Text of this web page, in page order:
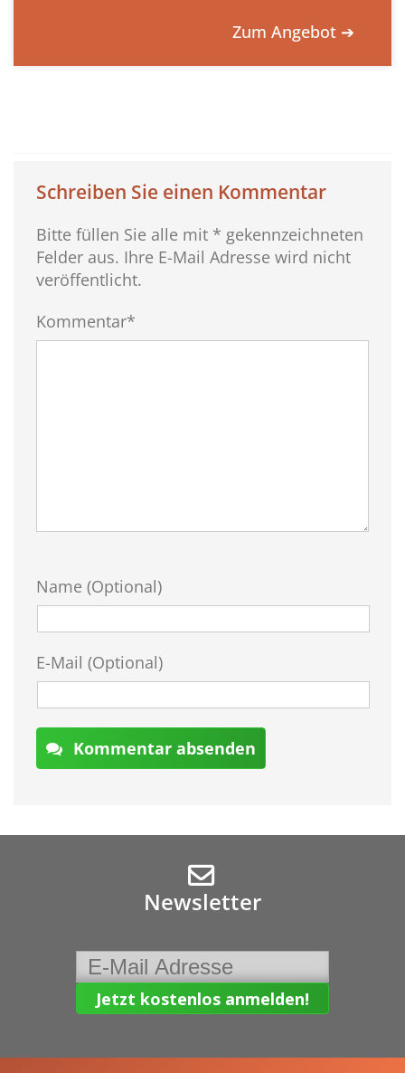
Zum Angebot ➔
Schreiben Sie einen Kommentar
Bitte füllen Sie alle mit * gekennzeichneten
Felder aus. Ihre E-Mail Adresse wird nicht
veröffentlicht.
Kommentar*
Name (Optional)
E-Mail (Optional)
Kommentar absenden
Newsletter